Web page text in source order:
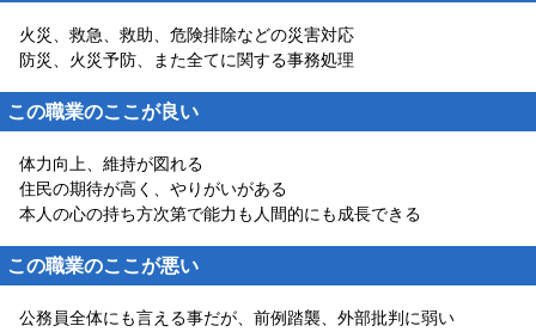
火災、救急、救助、危険排除などの災害対応
防災、火災予防、また全てに関する事務処理
この職業のここが良い
体力向上、維持が図れる
住民の期待が高く、やりがいがある
本人の心の持ち方次第で能力も人間的にも成長できる
この職業のここが悪い
公務員全体にも言える事だが、前例踏襲、外部批判に弱い